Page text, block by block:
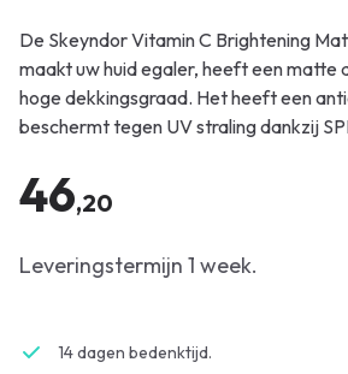
De Skeyndor Vitamin C Brightening
maakt uw huid egaler, heeft een matte
hoge dekkingsgraad. Het heeft een
beschermt tegen UV straling dankzij
46,20
Leveringstermijn 1 week.
14 dagen bedenktijd.